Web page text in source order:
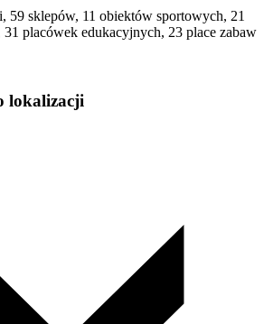
59 sklepów, 11 obiektów sportowych, 21
placówek edukacyjnych, 23 place zabaw
lokalizacji